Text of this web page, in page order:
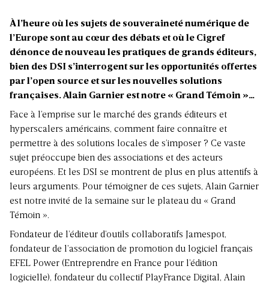
À l’heure où les sujets de souveraineté numérique de
l’Europe sont au cœur des débats et où le Cigref
dénonce de nouveau les pratiques de grands éditeurs,
bien des DSI s’interrogent sur les opportunités offertes
par l’open source et sur les nouvelles solutions
françaises. Alain Garnier est notre « Grand Témoin »…
Face à l’emprise sur le marché des grands éditeurs et
hyperscalers américains, comment faire connaître et
permettre à des solutions locales de s’imposer ? Ce vaste
sujet préoccupe bien des associations et des acteurs
européens. Et les DSI se montrent de plus en plus attentifs à
leurs arguments. Pour témoigner de ces sujets, Alain Garnier
est notre invité de la semaine sur le plateau du « Grand
Témoin ».
Fondateur de l’éditeur d’outils collaboratifs Jamespot,
fondateur de l’association de promotion du logiciel français
EFEL Power (Entreprendre en France pour l’édition
logicielle), fondateur du collectif PlayFrance Digital, Alain